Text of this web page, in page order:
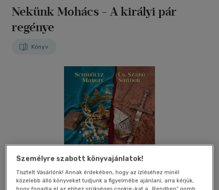
Nekünk Mohács - A királyi pár
regénye
Könyv
Személyre szabott könyvajánlatok!
Tisztelt Vásárlónk! Annak érdekében, hogy az ízléséhez minél
közelebb álló könyveket tudjunk a figyelmébe ajánlani, arra kérjük,